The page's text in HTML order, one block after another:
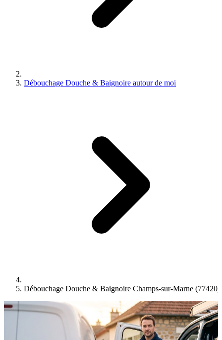
Débouchage Douche & Baignoire autour de moi
Débouchage Douche & Baignoire Champs-sur-Marne (77420)